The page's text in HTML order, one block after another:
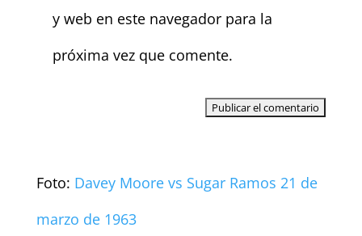
y web en este navegador para la
próxima vez que comente.
Foto: Davey Moore vs Sugar Ramos 21 de
marzo de 1963